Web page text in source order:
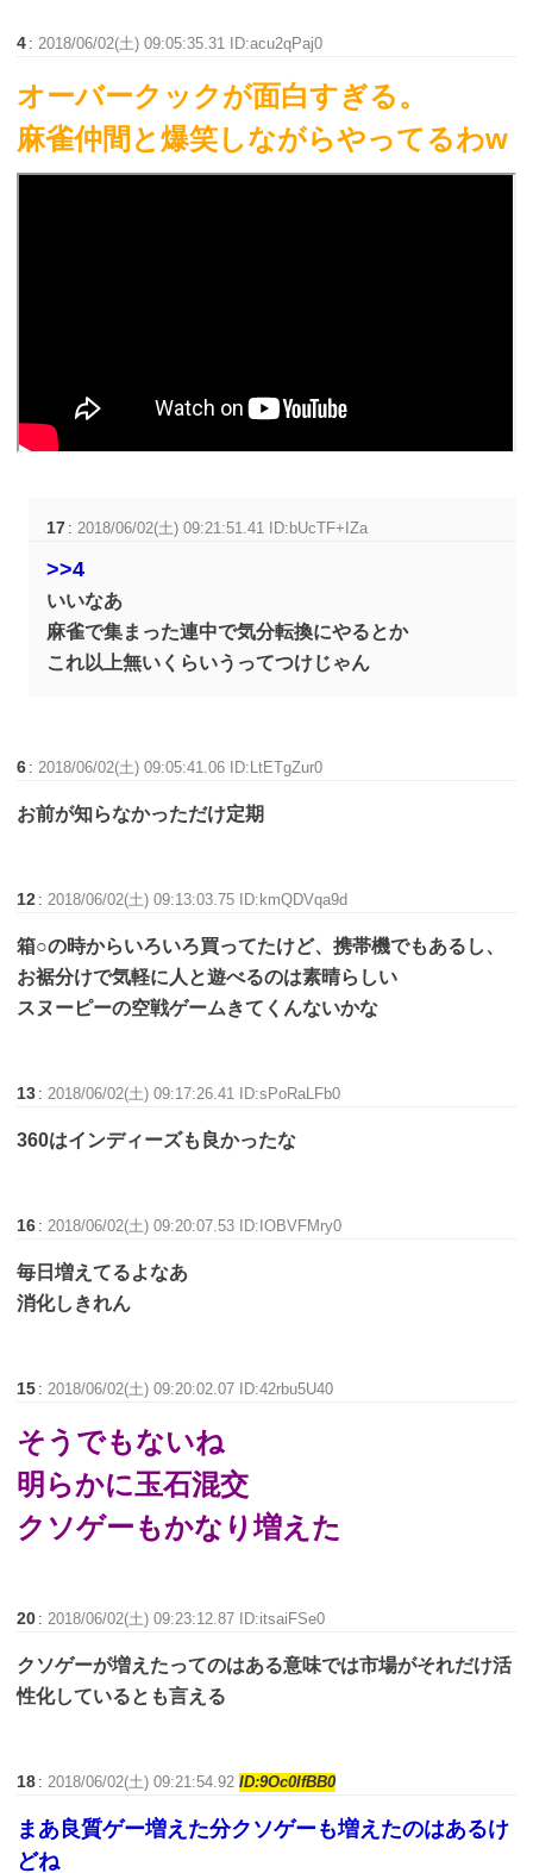
4 : 2018/06/02(土) 09:05:35.31 ID:acu2qPaj0
オーバークックが面白すぎる。
麻雀仲間と爆笑しながらやってるわw
17 :2018/06/02(土) 09:21:51.41 ID:bUcTF+IZa
>>4
いいなあ
麻雀で集まった連中で気分転換にやるとか
これ以上無いくらいうってつけじゃん
6 : 2018/06/02(土) 09:05:41.06 ID:LtETgZur0
お前が知らなかっただけ定期
12 : 2018/06/02(土) 09:13:03.75 ID:kmQDVqa9d
箱○の時からいろいろ買ってたけど、携帯機でもあるし、
お裾分けで気軽に人と遊べるのは素晴らしい
スヌーピーの空戦ゲームきてくんないかな
13 : 2018/06/02(土) 09:17:26.41 ID:sPoRaLFb0
360はインディーズも良かったな
16 : 2018/06/02(土) 09:20:07.53 ID:IOBVFMry0
毎日増えてるよなあ
消化しきれん
15 : 2018/06/02(土) 09:20:02.07 ID:42rbu5U40
そうでもないね
明らかに玉石混交
クソゲーもかなり増えた
20 : 2018/06/02(土) 09:23:12.87 ID:itsaiFSe0
クソゲーが増えたってのはある意味では市場がそれだけ活
性化しているとも言える
18 : 2018/06/02(土) 09:21:54.92ID:9Oc0IfBB0
まあ良質ゲー増えた分クソゲーも増えたのはあるけ
どね